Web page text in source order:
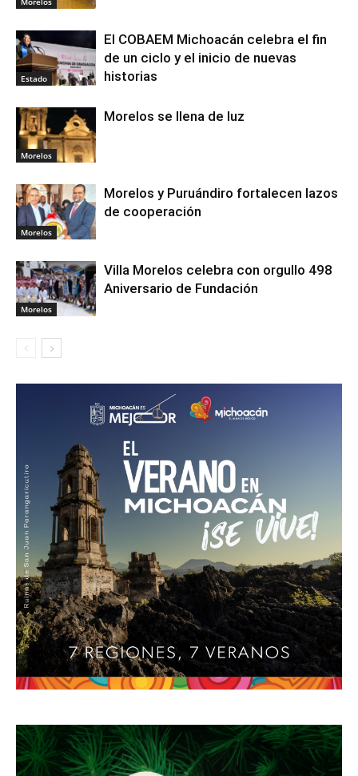
Estado
El COBAEM Michoacán celebra el fin
de un ciclo y el inicio de nuevas
historias
Morelos
Morelos se llena de luz
Morelos
Morelos y Puruándiro fortalecen lazos
de cooperación
Morelos
Villa Morelos celebra con orgullo 498
Aniversario de Fundación